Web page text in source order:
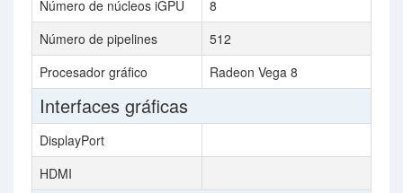
Número de núcleos iGPU
8
Número de pipelines
512
Procesador gráfico
Radeon Vega 8
Interfaces gráficas
DisplayPort
HDMI